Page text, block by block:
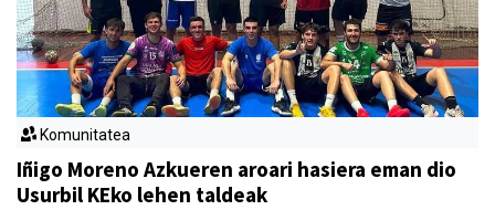
Komunitatea
Iñigo Moreno Azkueren aroari hasiera eman dio
Usurbil KEko lehen taldeak